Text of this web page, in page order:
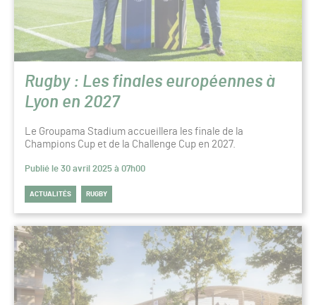
Rugby : Les finales européennes à
Lyon en 2027
Le Groupama Stadium accueillera les finale de la
Champions Cup et de la Challenge Cup en 2027.
Publié le 30 avril 2025 à 07h00
ACTUALITÉS RUGBY